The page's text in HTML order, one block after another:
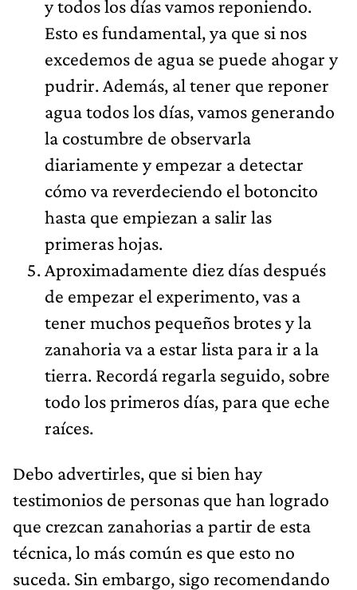
y todos los días vamos reponiendo.
Esto es fundamental, ya que si nos
excedemos de agua se puede ahogar y
pudrir. Además, al tener que reponer
agua todos los días, vamos generando
la costumbre de observarla
diariamente y empezar a detectar
cómo va reverdeciendo el botoncito
hasta que empiezan a salir las
primeras hojas.
Aproximadamente diez días después
de empezar el experimento, vas a
tener muchos pequeños brotes y la
zanahoria va a estar lista para ir a la
tierra. Recordá regarla seguido, sobre
todo los primeros días, para que eche
raíces.
Debo advertirles, que si bien hay
testimonios de personas que han logrado
que crezcan zanahorias a partir de esta
técnica, lo más común es que esto no
suceda. Sin embargo, sigo recomendando